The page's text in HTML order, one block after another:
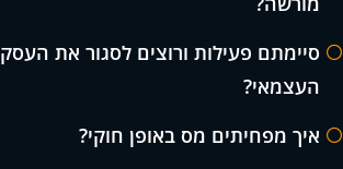
סיימתם פעילות ורוצים לסגור את העסק
העצמאי?
איך מפחיתים מס באופן חוקי?